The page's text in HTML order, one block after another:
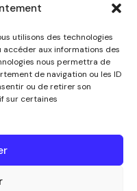
utilisons des technologies
aux informations des
nous permettra de
de navigation ou les ID
ou de retirer son
sur certaines